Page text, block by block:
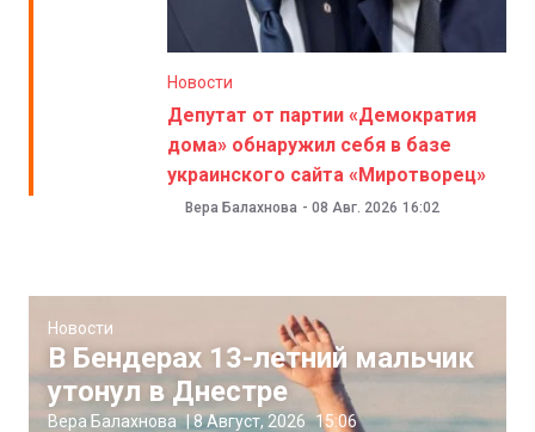
Новости
Депутат от партии «Демократия
дома» обнаружил себя в базе
украинского сайта «Миротворец»
Вера Балахнова - 08 Авг. 2026 16:02
Новости
В Бендерах 13-летний мальчик
утонул в Днестре
Вера Балахнова |8 Август, 2026 15:06